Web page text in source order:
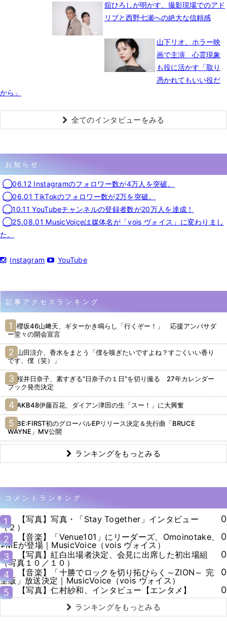
舘ひろしが明かす、撮影現場でのアド
リブと西野七瀬への絶大な信頼感
山下リオ、ホラー映
画で主演 心霊現象
も役に活かす「取り
憑かれてもいい役だ
から」
全てのインタビューをみる
お知らせ
◯06.12 Instagramのフォロワー数が4万人を突破。
◯06.01 TikTokのフォロワー数が2万を突破。
◯10.11 YouTubeチャンネルの登録者数が20万人を達成！
◯25.08.01 MusicVoiceは媒体名が「vois ヴォイス」に変わりまし
た。
Instagram YouTube
記事アクセスランキング
櫻坂46山﨑天、ギターかき鳴らし「行くぞー！」 応援アンバサダ
ー堂々の開会宣言
山田涼介、香水をまとう「僕を嗅ぎたいですよね？すごくいい香り
です、僕（笑）」
桜井日奈子、素すぎる“日奈子の１日”を切り撮る 27年カレンダー
ブック発売決定
AKB48伊藤百花、ダイアン津田の生「スー！」に大興奮
BE:FIRST初のグローバルEPリリース決定＆先行曲「BRUCE
WAYNE」MV公開
ランキングをもっとみる
コメントランキング
1
【写真】写真・「Stay Together」インタビュー
（２）
0
2
【音楽】「Venue101」にリーダーズ、Omoinotake、
≠MEが登場｜MusicVoice（vois ヴォイス）
0
3
【写真】紅白出場者決定、会見に出席した初出場組
（写真１０／１０）
0
4
【音楽】「十勝でロックを切り拓ひらく～ZION～ 完
全版」放送決定｜MusicVoice（vois ヴォイス）
0
5
【写真】仁村紗和、インタビュー【エンタメ】 0
ランキングをもっとみる